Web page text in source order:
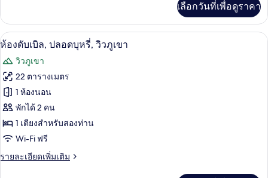
บุหรี่
(Grand
Executive
Floor)
เกี่ยว
กับ
ห้อง
เนียร์
สวี
ท,
ปลอด
บุหรี่
(Grand
Executive
Floor)
เลือกวันที่เพื่อดูราคา
เปิด
ภาพถ่าย
ทั้งหมด
ของ
ห้อง
ดับเบิล,
ปลอด
บุหรี่,
ห้องดับเบิล, ปลอดบุหรี่, วิวภูเขา | เตีย
6
ห้องดับเบิล, ปลอดบุหรี่, วิวภูเขา
วิวภูเขา
22 ตารางเมตร
1 ห้องนอน
พักได้ 2 คน
1 เตียงสำหรับสองท่าน
Wi-Fi ฟรี
รายละเอียดเพิ่มเติม
ราย